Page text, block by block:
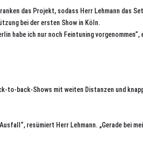
das Projekt, sodass Herr Lehmann das
bei der ersten Show in Köln.
habe ich nur noch Feintuning
to-back-Shows mit weiten Distanzen und
resümiert Herr Lehmann. „Gerade bei